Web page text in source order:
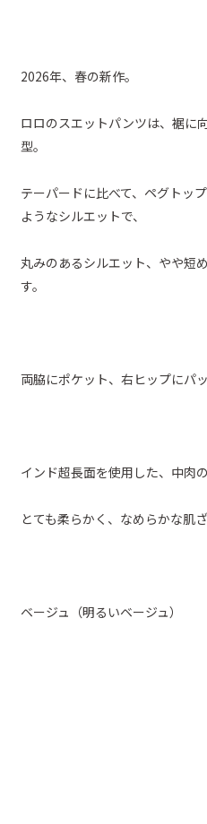
2026年、春の新作。
ロロのスエットパンツは、裾に
型。
テーパードに比べて、ペグトッ
ようなシルエットで、
丸みのあるシルエット、やや短
す。
両脇にポケット、右ヒップにパ
インド超長面を使用した、中肉
とても柔らかく、なめらかな肌ざ
ベージュ（明るいベージュ）